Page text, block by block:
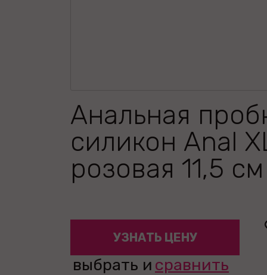
Анальная
силикон Anal
розовая 11,5 см
УЗНАТЬ ЦЕНУ
выбрать и сравнить